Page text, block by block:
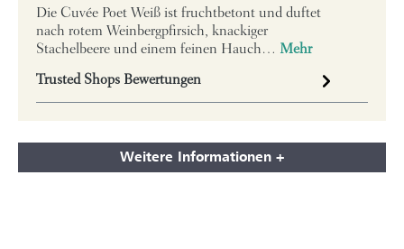
Die Cuvée Poet Weiß ist fruchtbetont und duftet
nach rotem Weinbergpfirsich, knackiger
Stachelbeere und einem feinen Hauch… Mehr
Trusted Shops Bewertungen
Weitere Informationen +